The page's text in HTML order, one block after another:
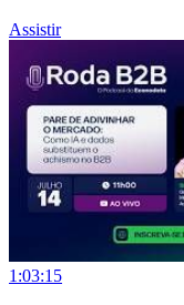
Assistir
1:03:15